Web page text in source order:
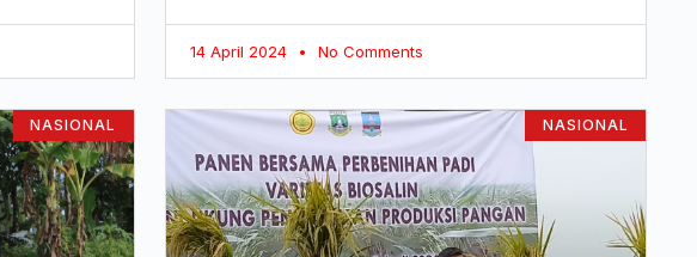
14 April 2024 No Comments
NASIONAL NASIONAL